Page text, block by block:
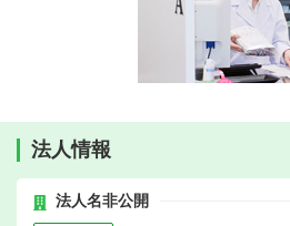
法人情報
法人名非公開